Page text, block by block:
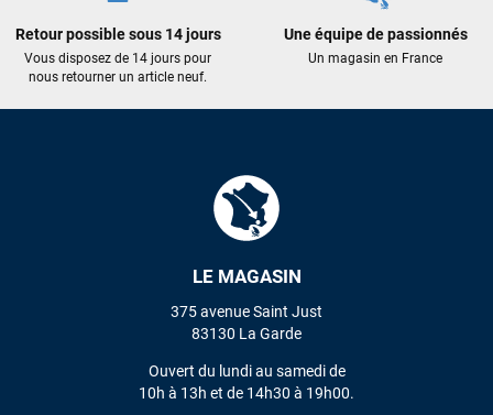
Retour possible sous 14 jours
Vous disposez de 14 jours pour
nous retourner un article neuf.
Une équipe de passionnés
Un magasin en France
LE MAGASIN
375 avenue Saint Just
83130 La Garde
Ouvert du lundi au samedi de
10h à 13h et de 14h30 à 19h00.
m'ont trouvé une pépite à laquelle je n'aurais jamais pensé !
Excellent conseil excellent prix et en plus super sympas. Merci
encore pour cette severne dyno !
L'envoi a été rapide. La voile est arrivée en super état.
VOIR TOUS LES AVIS
LAISSER UN AVIS